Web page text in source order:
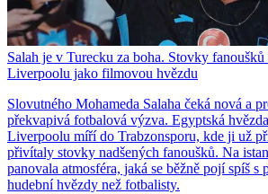
Salah je v Turecku za boha. Stovky
Liverpoolu jako filmovou hvězdu
Slovutného Mohameda Salaha čeká nová a
překvapivá fotbalová výzva. Egyptská
Liverpoolu míří do Trabzonsporu, kde ji už
přivítaly stovky nadšených fanoušků. Na
panovala atmosféra, jaká se běžně pojí spíš s
hudební hvězdy než fotbalisty.